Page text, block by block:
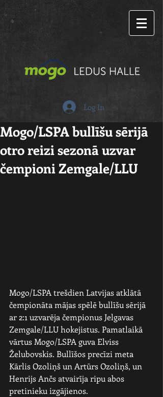
Log In
Mogo/LSPA bullīšu sērijā
otro reizi sezonā uzvar
čempioni Zemgale/LLU
Mogo/LSPA trešdien Latvijas atklātā
čempionāta mājas spēlē bullīšu sērijā
ar 2:1 uzvarēja čempionus Jelgavas
Zemgale/LLU hokejistus. Pamatlaikā
vārtus Mogo/LSPA guva Elviss
Želubovskis. Bullīšos precīzi meta
Kārlis Ozoliņš un Artūrs Ozoliņš, un
Henrijs Ančs atvairīja ripu abos
pretinieku izgājienos.